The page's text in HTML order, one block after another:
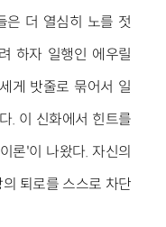
은 더 열심히 노를 젓
하자 일행인 에우릴
게 밧줄로 묶어서 일
. 이 신화에서 힌트를
론'이 나왔다. 자신의
퇴로를 스스로 차단